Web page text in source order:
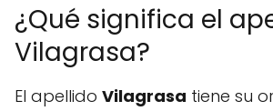
¿Qué significa el
Vilagrasa?
El apellido Vilagrasa tiene su